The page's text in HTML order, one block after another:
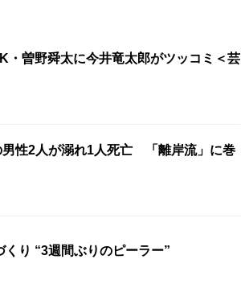
・曽野舜太に今井竜太郎がツッコミ＜芸
男性2人が溺れ1人死亡 「離岸流」に巻
り “3週間ぶりのピーラー”